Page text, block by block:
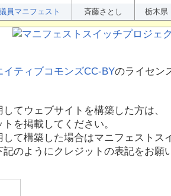
員マニフェスト 斉藤さとし 栃木県
イティブコモンズCC-BYのライセン
てウェブサイトを構築した方は、
を掲載してください。
て構築した場合はマニフェストス
のようにクレジットの表記をお願